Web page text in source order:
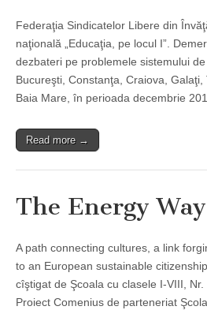
Federaţia Sindicatelor Libere din
naţională „Educaţia, pe locul I”.
dezbateri pe problemele sistemului
Bucureşti, Constanţa, Craiova,
Baia Mare, în perioada decembrie
Read more →
The Energy Way
A path connecting cultures, a link
to an European sustainable
cîştigat de Şcoala cu clasele I-VIII,
Proiect Comenius de parteneriat